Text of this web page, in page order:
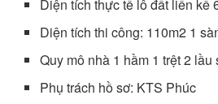
Diện tích thực tế lô đất liền kề
Diện tích thi công: 110m2 1
Quy mô nhà 1 hầm 1 trệt 2
Phụ trách hồ sơ: KTS Phúc